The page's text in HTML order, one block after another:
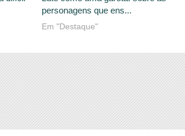
personagens que ens...
Em "Destaque"